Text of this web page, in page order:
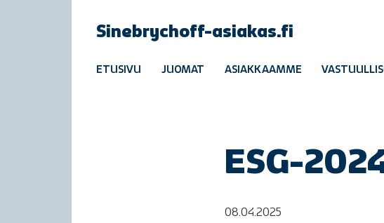
Sinebrychoff-asiakas.fi
ETUSIVU JUOMAT ASIAKKAAMME
ESG-
08.04.2025